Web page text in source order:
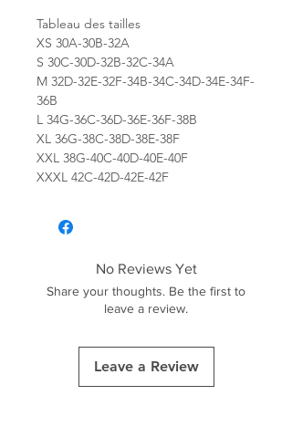
Tableau des tailles
XS 30A-30B-32A
S 30C-30D-32B-32C-34A
M 32D-32E-32F-34B-34C-34D-34E-34F-
36B
L 34G-36C-36D-36E-36F-38B
XL 36G-38C-38D-38E-38F
XXL 38G-40C-40D-40E-40F
XXXL 42C-42D-42E-42F
No Reviews Yet
Share your thoughts. Be the first to
leave a review.
Leave a Review